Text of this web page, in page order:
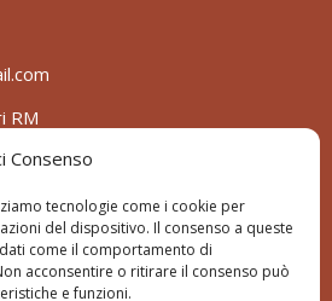
Consenso
tecnologie come i cookie per
del dispositivo. Il consenso a queste
come il comportamento di
acconsentire o ritirare il consenso può
e funzioni.
RM